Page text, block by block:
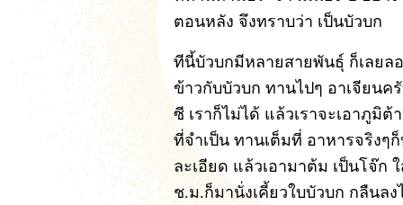
ตอนหลัง จึงทราบว่า เป็นบัวบก
ทีนี้บัวบกมีหลายสายพันธุ์ ก็เลยล
ข้าวกับบัวบก ทานไปๆ อาเจียนค
ซี เราก็ไม่ได้ แล้วเราจะเอาภูมิ
ที่จำเป็น ทานเต็มที่ อาหารจริงๆ
ละเอียด แล้วเอามาต้ม เป็นโจ๊ก
ช.ม.ก็มานั่งเคี้ยวใบบัวบก กลืนล